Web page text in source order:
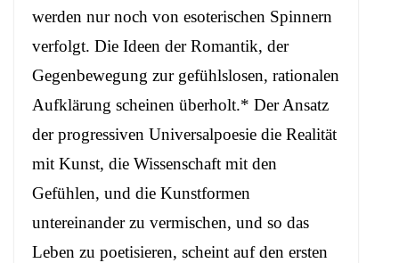
werden nur noch von esoterischen Spinnern
verfolgt. Die Ideen der Romantik, der
Gegenbewegung zur gefühlslosen, rationalen
Aufklärung scheinen überholt.* Der Ansatz
der progressiven Universalpoesie die Realität
mit Kunst, die Wissenschaft mit den
Gefühlen, und die Kunstformen
untereinander zu vermischen, und so das
Leben zu poetisieren, scheint auf den ersten